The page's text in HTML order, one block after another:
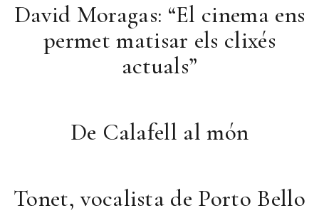
David Moragas: “El cinema ens
permet matisar els clixés
actuals”
De Calafell al món
Tonet, vocalista de Porto Bello